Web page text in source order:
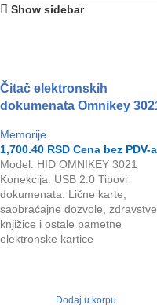
Show sidebar
Čitač elektronskih
dokumenata Omnikey
Memorije
1,700.40 RSD Cena bez PDV-a
Model: HID OMNIKEY 3021
Konekcija: USB 2.0 Tipovi
dokumenata: Lične karte,
saobraćajne dozvole,
knjižice i ostale pametne
elektronske kartice
Dodaj u korpu